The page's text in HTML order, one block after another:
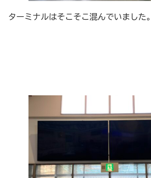
ターミナルはそこそこ混んでいました。